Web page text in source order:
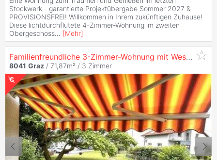
Stockwerk - garantierte Projektübergabe Sommer 2027 &
PROVISIONSFREI! Willkommen in Ihrem zukünftigen Zuhause!
Diese lichtdurchflutete 4-Zimmer-Wohnung im zweiten
Obergeschoss... [Mehr]
Familienfreundliche 3-Zimmer-Wohnung mit Westbalkon und Wohlfühlflair in
8041 Graz / 71,87m² / 3 Zimmer